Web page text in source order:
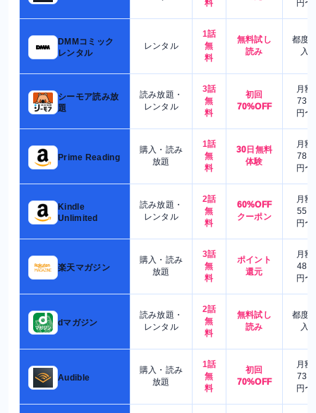
料 円〜
DMMコミック
レンタル
レンタル
1話
無
料
無料試し
読み
都度
入
シーモア読み放
題
読み放題・
レンタル
3話
無
料
初回
70%OFF
月額
730
円〜
Prime Reading
購入・読み
放題
1話
無
料
30日無料
体験
月額
780
円〜
Kindle
Unlimited
読み放題・
レンタル
2話
無
料
60%OFF
クーポン
月額
550
円〜
楽天マガジン
購入・読み
放題
3話
無
料
ポイント
還元
月額
480
円〜
dマガジン
読み放題・
レンタル
2話
無
料
無料試し
読み
都度
入
Audible
購入・読み
放題
1話
無
料
初回
70%OFF
月額
730
円〜